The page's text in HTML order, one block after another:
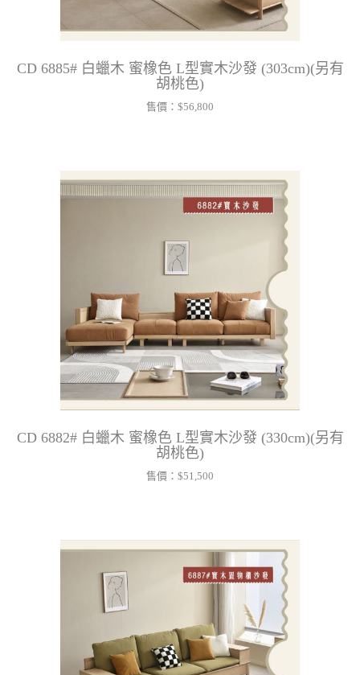
CD 6885# 白蠟木 蜜橡色 L型實木沙發 (303cm)(另有
胡桃色)
售價： $56,800
CD 6882# 白蠟木 蜜橡色 L型實木沙發 (330cm)(另有
胡桃色)
售價： $51,500